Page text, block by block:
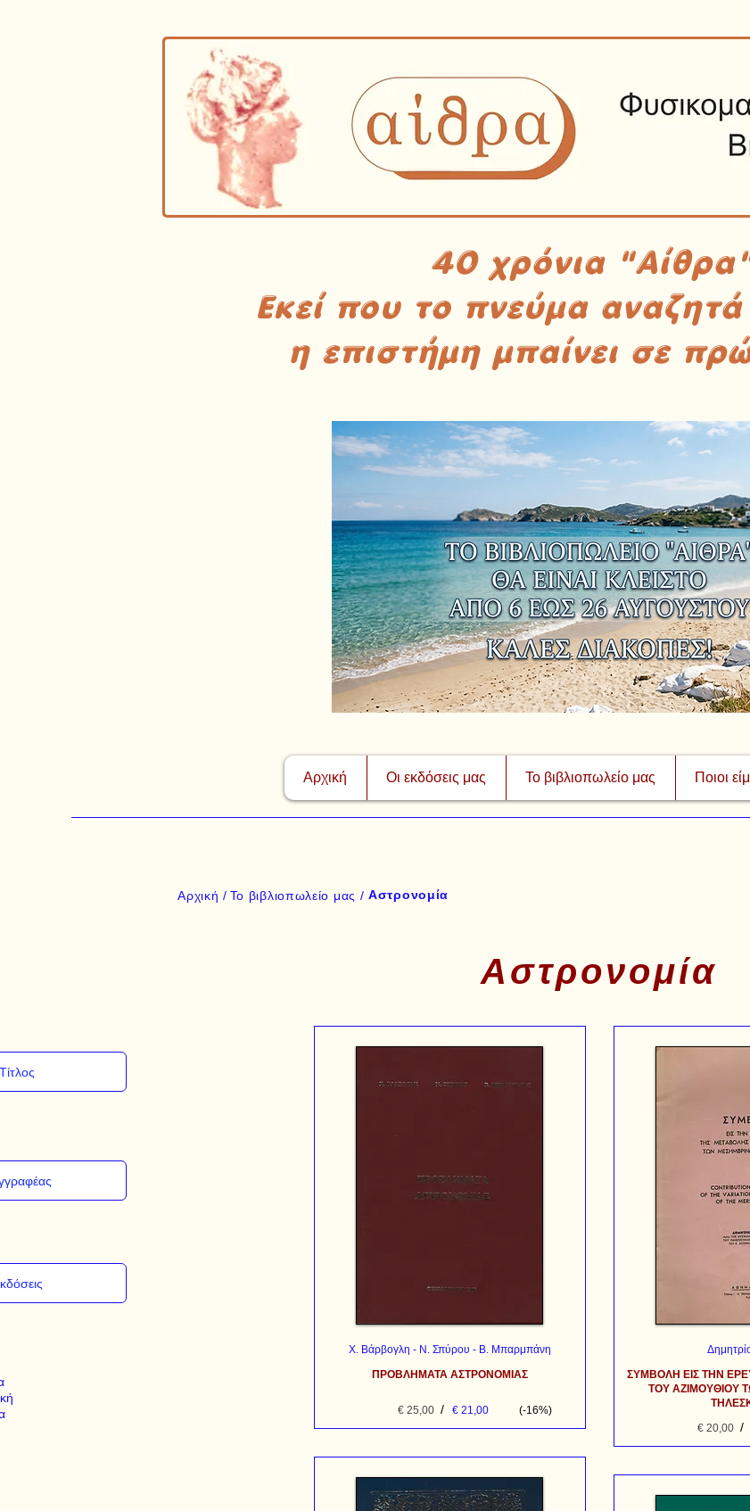
40 χρόνια
Εκεί που το πνεύμα
η επιστήμη μπαίνει σε
Αρχική Οι εκδόσεις μας Το βιβλιοπωλείο μας Ποιοι
Αρχική / Το βιβλιοπωλείο μας / Αστρονομία
Αστρονομία
Χ. Βάρβογλη - Ν. Σπύρου - Β. Μπαρμπάνη
ΠΡΟΒΛΗΜΑΤΑ ΑΣΤΡΟΝΟΜΙΑΣ
€ 25,00 / € 21,00 (-16%)
ΣΥΜΒΟΛΗ ΕΙΣ ΤΗΝ
ΤΟΥ ΑΖΙΜΟΥΘΙΟΥ
€ 20,00 /